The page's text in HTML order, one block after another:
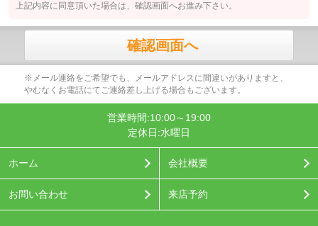
上記内容に同意頂いた場合は、確認画面へお進み下さい。
確認画面へ
※メール連絡をご希望でも、メールアドレスに間違いがありますと、
やむなくお電話にてご連絡差し上げる場合もございます。
営業時間:10:00～19:00
定休日:水曜日
ホーム 会社概要
お問い合わせ 来店予約